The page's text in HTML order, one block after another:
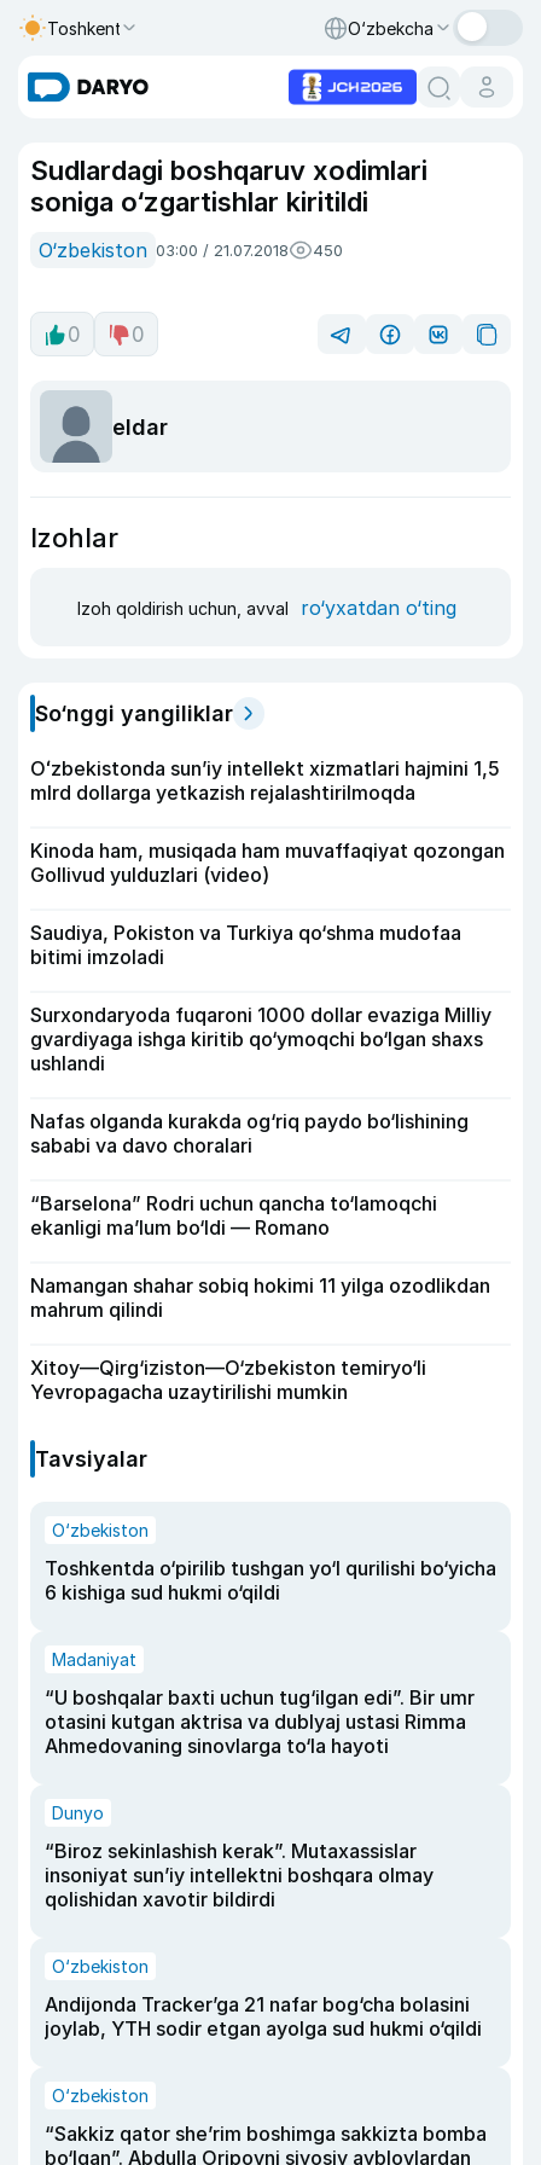
Toshkent O‘zbekcha
Sudlardagi boshqaruv xodimlari
soniga o‘zgartishlar kiritildi
O‘zbekiston 03:00 / 21.07.2018 450
0 0
eldar
Izohlar
Izoh qoldirish uchun, avval ro‘yxatdan o‘ting
So‘nggi yangiliklar
Oʻzbekistonda sunʼiy intellekt xizmatlari hajmini 1,5
mlrd dollarga yetkazish rejalashtirilmoqda
Kinoda ham, musiqada ham muvaffaqiyat qozongan
Gollivud yulduzlari (video)
Saudiya, Pokiston va Turkiya qo‘shma mudofaa
bitimi imzoladi
Surxondaryoda fuqaroni 1000 dollar evaziga Milliy
gvardiyaga ishga kiritib qo‘ymoqchi bo‘lgan shaxs
ushlandi
Nafas olganda kurakda og‘riq paydo bo‘lishining
sababi va davo choralari
“Barselona” Rodri uchun qancha to‘lamoqchi
ekanligi ma’lum bo‘ldi — Romano
Namangan shahar sobiq hokimi 11 yilga ozodlikdan
mahrum qilindi
Xitoy—Qirg‘iziston—O‘zbekiston temiryo‘li
Yevropagacha uzaytirilishi mumkin
Tavsiyalar
O‘zbekiston
Toshkentda o‘pirilib tushgan yo‘l qurilishi bo‘yicha
6 kishiga sud hukmi o‘qildi
Madaniyat
“U boshqalar baxti uchun tug‘ilgan edi”. Bir umr
otasini kutgan aktrisa va dublyaj ustasi Rimma
Ahmedovaning sinovlarga to‘la hayoti
Dunyo
“Biroz sekinlashish kerak”. Mutaxassislar
insoniyat sun’iy intellektni boshqara olmay
qolishidan xavotir bildirdi
O‘zbekiston
Andijonda Tracker’ga 21 nafar bog‘cha bolasini
joylab, YTH sodir etgan ayolga sud hukmi o‘qildi
O‘zbekiston
“Sakkiz qator she’rim boshimga sakkizta bomba
bo‘lgan”. Abdulla Oripovni siyosiy ayblovlardan